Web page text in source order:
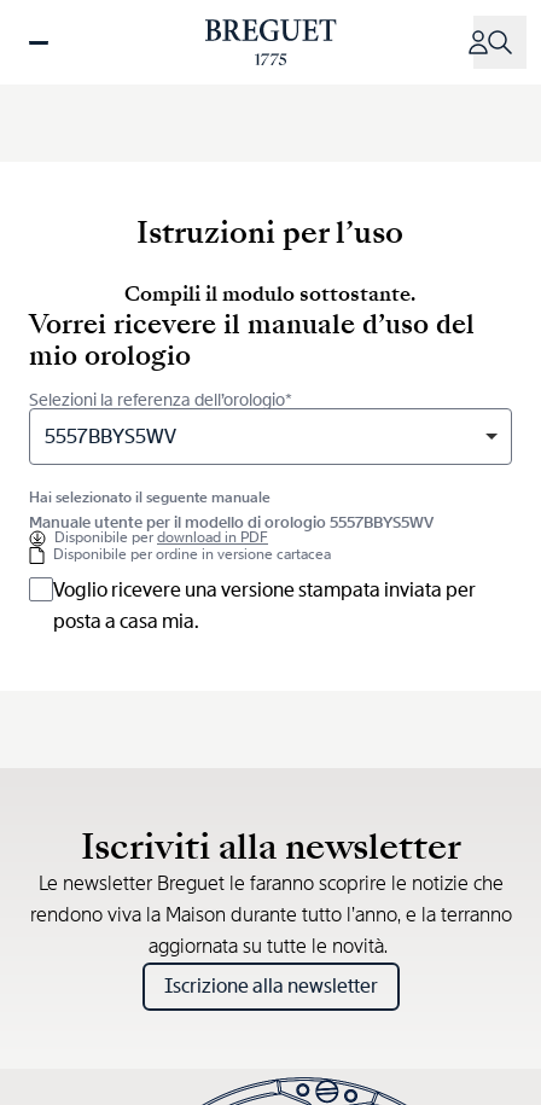
Istruzioni per l’uso
Compili il modulo sottostante.
Vorrei ricevere il manuale d’uso del
mio orologio
Selezioni la referenza dell’orologio*
5557BBYS5WV
Hai selezionato il seguente manuale
Manuale utente per il modello di orologio 5557BBYS5WV
Disponibile perdownload in PDF
Disponibile per ordine in versione cartacea
Voglio ricevere una versione stampata inviata per
posta a casa mia.
Iscriviti alla newsletter
Le newsletter Breguet le faranno scoprire le notizie che
rendono viva la Maison durante tutto l’anno, e la terranno
aggiornata su tutte le novità.
Iscrizione alla newsletter